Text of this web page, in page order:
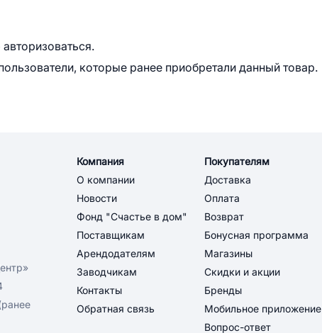
которые ранее приобретали данный товар.
Компания
О компании
Новости
Фонд "Счастье в дом"
Поставщикам
Арендодателям
Заводчикам
Контакты
Обратная связь
Покупателям
Доставка
Оплата
Возврат
Бонусная программа
Магазины
Скидки и акции
Бренды
Мобильное приложение
Вопрос-ответ